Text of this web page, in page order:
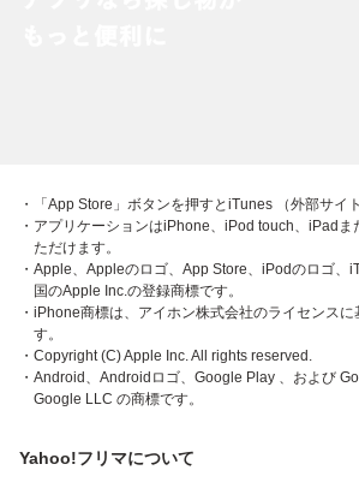
・「App Store」ボタンを押すとiTunes （外部サイ
・アプリケーションはiPhone、iPod touch、iPad
ただけます。
・Apple、Appleのロゴ、App Store、iPodのロゴ、
国のApple Inc.の登録商標です。
・iPhone商標は、アイホン株式会社のライセンスに
す。
・Copyright (C) Apple Inc. All rights reserved.
・Android、Androidロゴ、Google Play 、および
Google LLC の商標です。
Yahoo!フリマについて